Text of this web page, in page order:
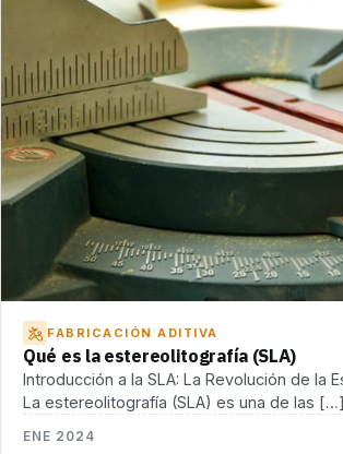
FABRICACIÓN ADITIVA
Qué es la estereolitografía (SLA)
Introducción a la SLA: La Revolución de la
La estereolitografía (SLA) es una de las […]
ENE 2024